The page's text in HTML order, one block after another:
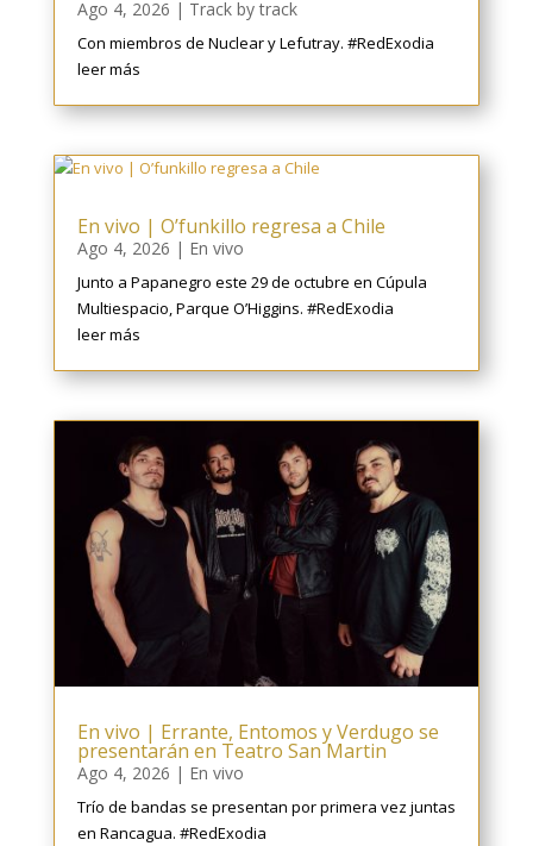
Ago 4, 2026 | Track by track
Con miembros de Nuclear y Lefutray. #RedExodia
leer más
En vivo | O’funkillo regresa a Chile
Ago 4, 2026 | En vivo
Junto a Papanegro este 29 de octubre en Cúpula
Multiespacio, Parque O’Higgins. #RedExodia
leer más
En vivo | Errante, Entomos y Verdugo se
presentarán en Teatro San Martin
Ago 4, 2026 | En vivo
Trío de bandas se presentan por primera vez juntas
en Rancagua. #RedExodia